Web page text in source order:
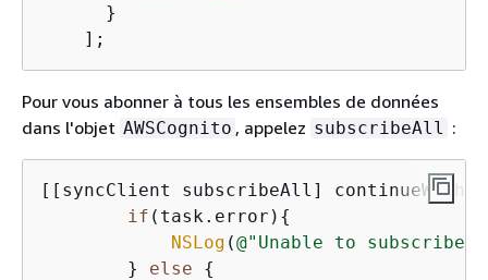
      }
    ];
Pour vous abonner à tous les ensembles de données
dans l'objet AWSCognito , appelez subscribeAll :
[[syncClient subscribeAll]
if (task.error) {
NSLog (@"Unable to subscribe
        }
else
{